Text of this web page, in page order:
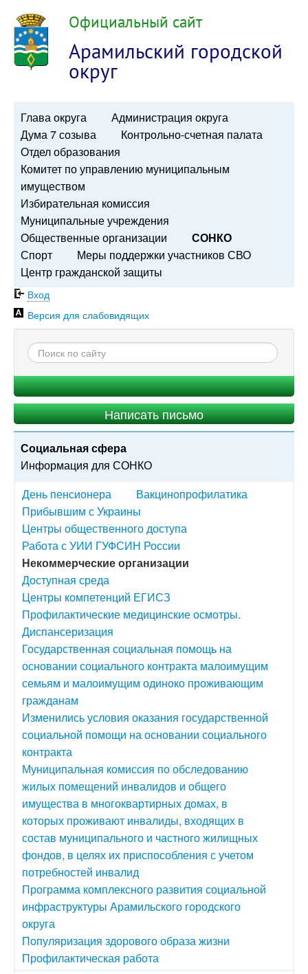
Официальный сайт
Арамильский городской
округ
Глава округа
Администрация округа
Дума 7 созыва
Контрольно-счетная палата
Отдел образования
Комитет по управлению муниципальным
имуществом
Избирательная комиссия
Муниципальные учреждения
Общественные организации
СОНКО
Спорт
Меры поддержки участников СВО
Центр гражданской защиты
Вход
Версия для слабовидящих
Написать письмо
Социальная сфера
Информация для СОНКО
День пенсионера
Вакцинопрофилатика
Прибывшим с Украины
Центры общественного доступа
Работа с УИИ ГУФСИН России
Некоммерческие организации
Доступная среда
Центры компетенций ЕГИСЗ
Профилактические медицинские осмотры.
Диспансеризация
Государственная социальная помощь на
основании социального контракта малоимущим
семьям и малоимущим одиноко проживающим
гражданам
Изменились условия оказания государственной
социальной помощи на основании социального
контракта
Муниципальная комиссия по обследованию
жилых помещений инвалидов и общего
имущества в многоквартирных домах, в
которых проживают инвалиды, входящих в
состав муниципального и частного жилищных
фондов, в целях их приспособления с учетом
потребностей инвалид
Программа комплексного развития социальной
инфраструктуры Арамильского городского
округа
Популяризация здорового образа жизни
Профилактическая работа